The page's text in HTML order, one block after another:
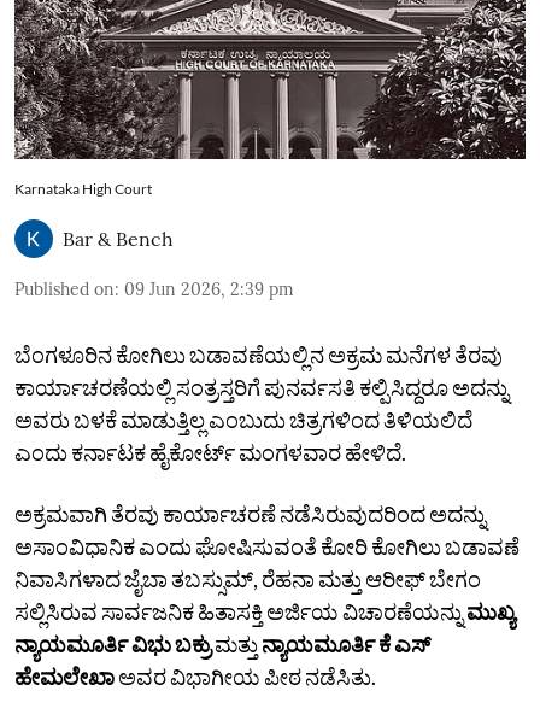
Karnataka High Court
Bar & Bench
Published on: 09 Jun 2026, 2:39 pm
ಬೆಂಗಳೂರಿನ ಕೋಗಿಲು ಬಡಾವಣೆಯಲ್ಲಿನ ಅಕ್ರಮ ಮನೆಗಳ ತೆರವು
ಕಾರ್ಯಾಚರಣೆಯಲ್ಲಿ ಸಂತ್ರಸ್ತರಿಗೆ ಪುನರ್ವಸತಿ ಕಲ್ಪಿಸಿದ್ದರೂ ಅದನ್ನು
ಅವರು ಬಳಕೆ ಮಾಡುತ್ತಿಲ್ಲ ಎಂಬುದು ಚಿತ್ರಗಳಿಂದ ತಿಳಿಯಲಿದೆ
ಎಂದು ಕರ್ನಾಟಕ ಹೈಕೋರ್ಟ್‌ ಮಂಗಳವಾರ ಹೇಳಿದೆ.
ಅಕ್ರಮವಾಗಿ ತೆರವು ಕಾರ್ಯಾಚರಣೆ ನಡೆಸಿರುವುದರಿಂದ ಅದನ್ನು
ಅಸಾಂವಿಧಾನಿಕ ಎಂದು ಘೋಷಿಸುವಂತೆ ಕೋರಿ ಕೋಗಿಲು ಬಡಾವಣೆ
ನಿವಾಸಿಗಳಾದ ಜೈಬಾ ತಬಸ್ಸುಮ್, ರೆಹನಾ ಮತ್ತು ಆರೀಫ್ ಬೇಗಂ
ಸಲ್ಲಿಸಿರುವ ಸಾರ್ವಜನಿಕ ಹಿತಾಸಕ್ತಿ ಅರ್ಜಿಯ ವಿಚಾರಣೆಯನ್ನುಮುಖ್ಯ
ನ್ಯಾಯಮೂರ್ತಿ ವಿಭು ಬಕ್ರುಮತ್ತು ನ್ಯಾಯಮೂರ್ತಿ ಕೆ ಎಸ್‌
ಹೇಮಲೇಖಾಅವರ ವಿಭಾಗೀಯ ಪೀಠ ನಡೆಸಿತು.